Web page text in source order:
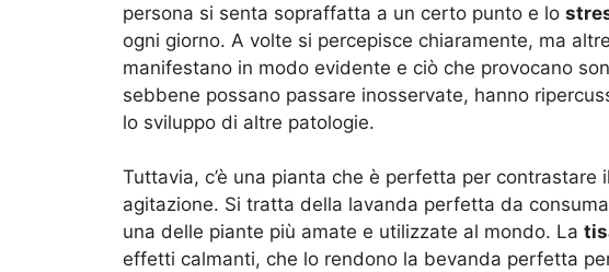
persona si senta sopraffatta a un certo punto e lo
ogni giorno. A volte si percepisce chiaramente, ma
manifestano in modo evidente e ciò che provocano
sebbene possano passare inosservate, hanno
lo sviluppo di altre patologie.
Tuttavia, c’è una pianta che è perfetta per contrastare
agitazione. Si tratta della lavanda perfetta da
una delle piante più amate e utilizzate al mondo. La
effetti calmanti, che lo rendono la bevanda perfetta